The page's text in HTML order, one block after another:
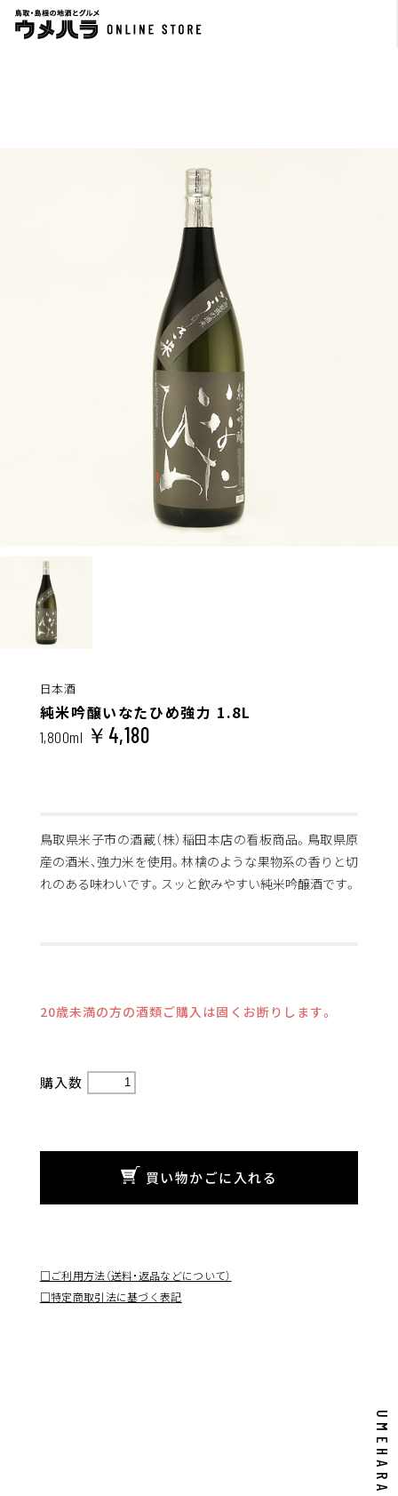
UMEHARA
日本酒
純米吟醸いなたひめ強力 1.8L
1,800ml ￥4,180
鳥取県米子市の酒蔵（株）稲田本店の看板商品。鳥取県原
産の酒米、強力米を使用。林檎のような果物系の香りと切
れのある味わいです。スッと飲みやすい純米吟醸酒です。
20歳未満の方の酒類ご購入は固くお断りします。
購入数
買い物かごに入れる
□ご利用方法（送料・返品などについて）
□特定商取引法に基づく表記
夏の純米酒 稲田姫 720ml
李白 特別純米辛口 やまたのおろち〈夏生〉1.8L